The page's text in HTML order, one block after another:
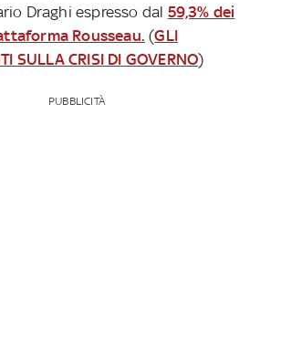
Draghi espresso dal 59,3% dei
Rousseau. (GLI
SULLA CRISI DI GOVERNO)
PUBBLICITÀ